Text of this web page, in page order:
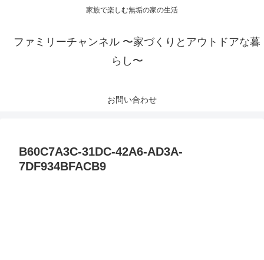
家族で楽しむ無垢の家の生活
ファミリーチャンネル 〜家づくりとアウトドアな暮
らし〜
お問い合わせ
B60C7A3C-31DC-42A6-AD3A-
7DF934BFACB9